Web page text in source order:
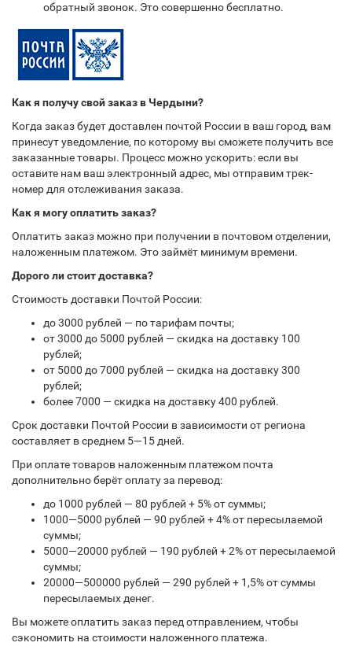
обратный звонок. Это совершенно бесплатно.
Как я получу свой заказ в Чердыни?
Когда заказ будет доставлен почтой России в ваш город, вам
принесут уведомление, по которому вы сможете получить все
заказанные товары. Процесс можно ускорить: если вы
оставите нам ваш электронный адрес, мы отправим трек-
номер для отслеживания заказа.
Как я могу оплатить заказ?
Оплатить заказ можно при получении в почтовом отделении,
наложенным платежом. Это займёт минимум времени.
Дорого ли стоит доставка?
Стоимость доставки Почтой России:
до 3000 рублей — по тарифам почты;
от 3000 до 5000 рублей — скидка на доставку 100
рублей;
от 5000 до 7000 рублей — скидка на доставку 300
рублей;
более 7000 — скидка на доставку 400 рублей.
Срок доставки Почтой России в зависимости от региона
составляет в среднем 5—15 дней.
При оплате товаров наложенным платежом почта
дополнительно берёт оплату за перевод:
до 1000 рублей — 80 рублей + 5% от суммы;
1000—5000 рублей — 90 рублей + 4% от пересылаемой
суммы;
5000—20000 рублей — 190 рублей + 2% от пересылаемой
суммы;
20000—500000 рублей — 290 рублей + 1,5% от суммы
пересылаемых денег.
Вы можете оплатить заказ перед отправлением, чтобы
сэкономить на стоимости наложенного платежа.